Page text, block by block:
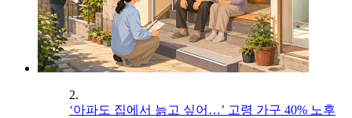
2.
‘아파도 집에서 늙고 싶어…’ 고령 가구 40% 노후